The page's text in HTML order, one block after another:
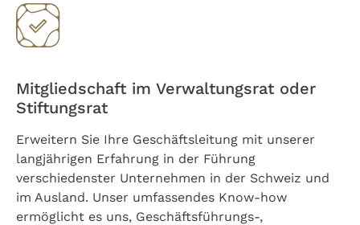
Mitgliedschaft im Verwaltungsrat oder
Stiftungsrat
Erweitern Sie Ihre Geschäftsleitung mit unserer
langjährigen Erfahrung in der Führung
verschiedenster Unternehmen in der Schweiz und
im Ausland. Unser umfassendes Know-how
ermöglicht es uns, Geschäftsführungs-,